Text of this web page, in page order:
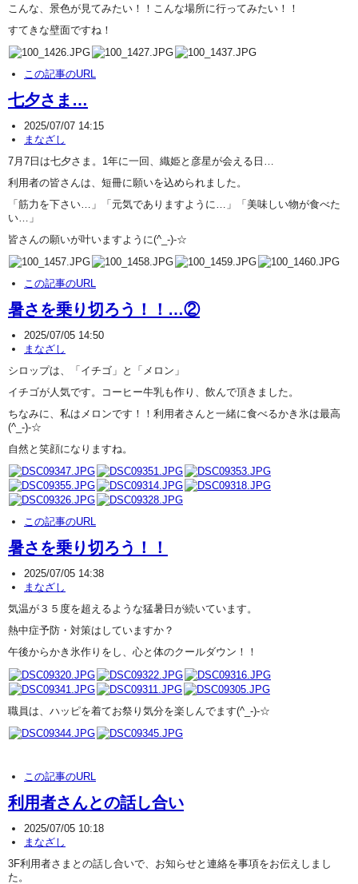
こんな、景色が見てみたい！！こんな場所に行ってみたい！！
すてきな壁面ですね！
この記事のURL
七夕さま…
2025/07/07 14:15
まなざし
7月7日は七夕さま。1年に一回、織姫と彦星が会える日…
利用者の皆さんは、短冊に願いを込められました。
「筋力を下さい…」「元気でありますように…」「美味しい物が食べた
い…」
皆さんの願いが叶いますように(^_-)-☆
この記事のURL
暑さを乗り切ろう！！…②
2025/07/05 14:50
まなざし
シロップは、「イチゴ」と「メロン」
イチゴが人気です。コーヒー牛乳も作り、飲んで頂きました。
ちなみに、私はメロンです！！利用者さんと一緒に食べるかき氷は最高
(^_-)-☆
自然と笑顔になりますね。
この記事のURL
暑さを乗り切ろう！！
2025/07/05 14:38
まなざし
気温が３５度を超えるような猛暑日が続いています。
熱中症予防・対策はしていますか？
午後からかき氷作りをし、心と体のクールダウン！！
職員は、ハッピを着てお祭り気分を楽しんでます(^_-)-☆
この記事のURL
利用者さんとの話し合い
2025/07/05 10:18
まなざし
3F利用者さまとの話し合いで、お知らせと連絡を事項をお伝えしまし
た。